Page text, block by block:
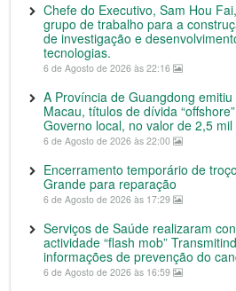
Chefe do Executivo, Sam Hou
grupo de trabalho para a
de investigação e
tecnologias.
6 de Agosto de 2026 às 22:16
A Província de Guangdong
Macau, títulos de dívida
Governo local, no valor de 2,5
6 de Agosto de 2026 às 22:00
Encerramento temporário de
Grande para reparação
6 de Agosto de 2026 às 17:29
Serviços de Saúde realizaram
actividade “flash mob”
informações de prevenção do
6 de Agosto de 2026 às 16:59